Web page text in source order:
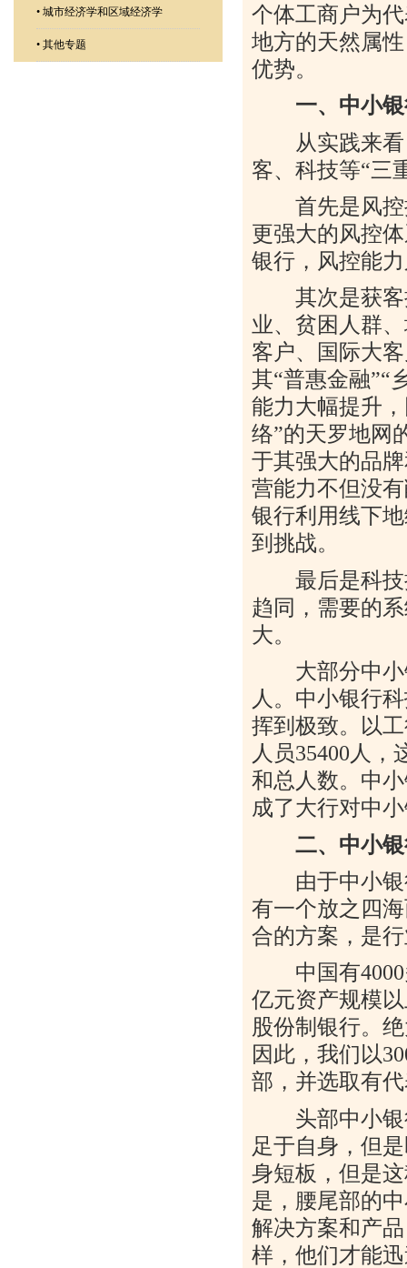
• 城市经济学和区域经济学
• 其他专题
个体工商户为
地方的天然属
优势。
一、中小银
从实践来看
客、科技等“三
首先是风控
更强大的风控
银行，风控能
其次是获客
业、贫困人群
客户、国际大
其“普惠金融”“
能力大幅提升
络”的天罗地网
于其强大的品
营能力不但没
银行利用线下
到挑战。
最后是科技
趋同，需要的
大。
大部分中小
人。中小银行
挥到极致。以
人员35400 人，
和总人数。中
成了大行对中
二、中小
由于中小银
有一个放之四
合的方案，是
中国有4000
亿元资产规模
股份制银行。
因此，我们以
部，并选取有
头部中小银
足于自身，但
身短板，但是
是，腰尾部的
解决方案和产
样，他们才能